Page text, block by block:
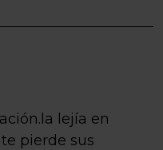
lejía en
pierde sus